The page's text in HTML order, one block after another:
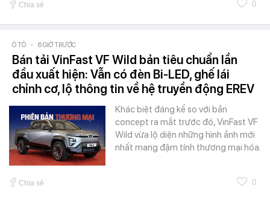
Chia sẻ 0
Ô TÔ - 6 GIỜ TRƯỚC
Bán tải VinFast VF Wild bản tiêu chuẩn lần
đầu xuất hiện: Vẫn có đèn Bi-LED, ghế lái
chỉnh cơ, lộ thông tin về hệ truyền động EREV
Khác biệt đáng kể so với bản
concept ra mắt trước đó, VinFast VF
Wild vừa lộ diện những hình ảnh mới
nhất mang đậm tính thương mại hóa.
Chia sẻ 0